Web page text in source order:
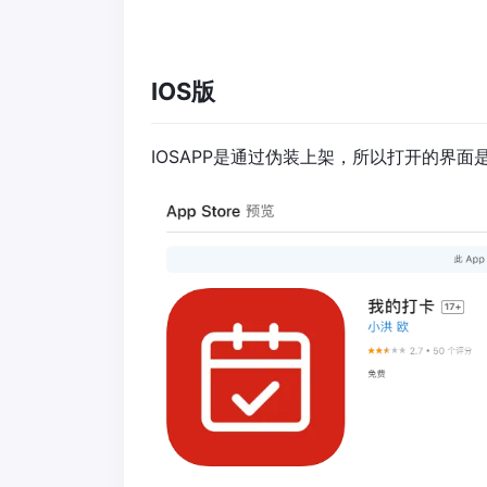
IOS版
IOSAPP是通过伪装上架，所以打开的界面